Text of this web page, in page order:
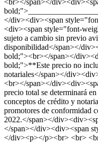
<br></span></
</div><div><span
<div><span style="font-
sujeto a cambio sin previo
disponibilidad</span></
bold;"><br></span></
bold;">**Este precio no
notariales</span></
<br></span></
precio total se determinará
conceptos de crédito y
promotores de conformidad
2022.</span></
</span></div><div><span
</div><p></p><br> <br>